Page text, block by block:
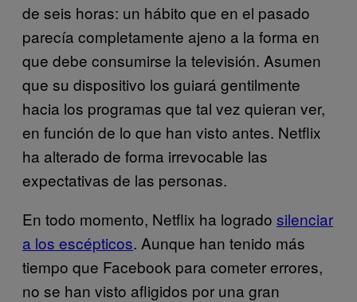
de seis horas: un hábito que en el pasado
parecía completamente ajeno a la forma en
que debe consumirse la televisión. Asumen
que su dispositivo los guiará gentilmente
hacia los programas que tal vez quieran ver,
en función de lo que han visto antes. Netflix
ha alterado de forma irrevocable las
expectativas de las personas.
En todo momento, Netflix ha logrado silenciar
a los escépticos. Aunque han tenido más
tiempo que Facebook para cometer errores,
no se han visto afligidos ​​por una gran